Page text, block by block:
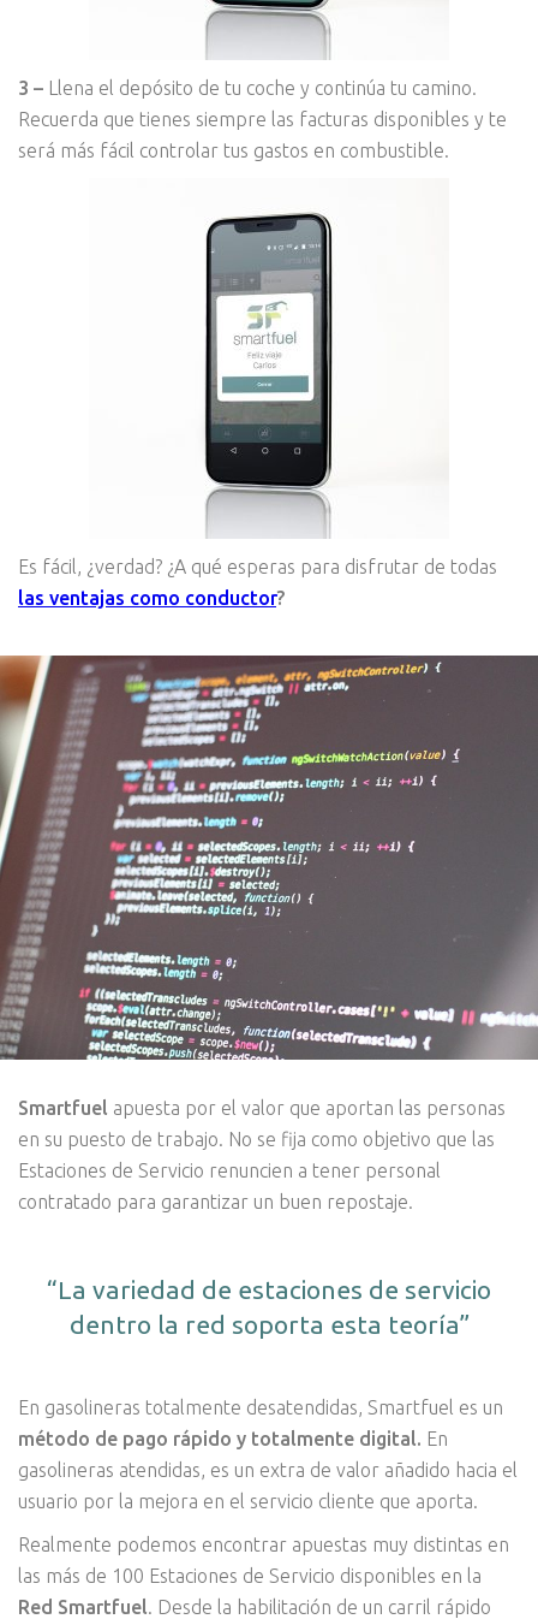
3 – Llena el depósito de tu coche y continúa tu camino.
Recuerda que tienes siempre las facturas disponibles y te
será más fácil controlar tus gastos en combustible.
Es fácil, ¿verdad? ¿A qué esperas para disfrutar de todas
las ventajas como conductor?
Smartfuel apuesta por el valor que aportan las personas
en su puesto de trabajo. No se fija como objetivo que las
Estaciones de Servicio renuncien a tener personal
contratado para garantizar un buen repostaje.
“La variedad de estaciones de servicio
dentro la red soporta esta teoría”
En gasolineras totalmente desatendidas, Smartfuel es un
método de pago rápido y totalmente digital. En
gasolineras atendidas, es un extra de valor añadido hacia el
usuario por la mejora en el servicio cliente que aporta.
Realmente podemos encontrar apuestas muy distintas en
las más de 100 Estaciones de Servicio disponibles en la
Red Smartfuel. Desde la habilitación de un carril rápido